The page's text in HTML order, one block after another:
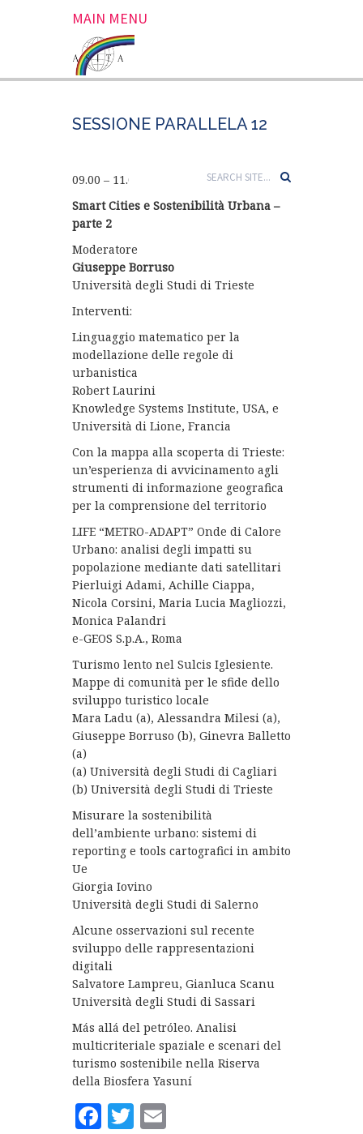
MAIN MENU
SESSIONE PARALLELA 12
09.00 – 11.00 SALA VULCANIA 2
Smart Cities e Sostenibilità Urbana –
parte 2
Moderatore
Giuseppe Borruso
Università degli Studi di Trieste
Interventi:
Linguaggio matematico per la
modellazione delle regole di
urbanistica
Robert Laurini
Knowledge Systems Institute, USA, e
Università di Lione, Francia
Con la mappa alla scoperta di Trieste:
un’esperienza di avvicinamento agli
strumenti di informazione geografica
per la comprensione del territorio
LIFE “METRO-ADAPT” Onde di Calore
Urbano: analisi degli impatti su
popolazione mediante dati satellitari
Pierluigi Adami, Achille Ciappa,
Nicola Corsini, Maria Lucia Magliozzi,
Monica Palandri
e-GEOS S.p.A., Roma
Turismo lento nel Sulcis Iglesiente.
Mappe di comunità per le sfide dello
sviluppo turistico locale
Mara Ladu (a), Alessandra Milesi (a),
Giuseppe Borruso (b), Ginevra Balletto
(a)
(a) Università degli Studi di Cagliari
(b) Università degli Studi di Trieste
Misurare la sostenibilità
dell’ambiente urbano: sistemi di
reporting e tools cartografici in ambito
Ue
Giorgia Iovino
Università degli Studi di Salerno
Alcune osservazioni sul recente
sviluppo delle rappresentazioni
digitali
Salvatore Lampreu, Gianluca Scanu
Università degli Studi di Sassari
Más allá del petróleo. Analisi
multicriteriale spaziale e scenari del
turismo sostenibile nella Riserva
della Biosfera Yasuní
Facebook
Twitter